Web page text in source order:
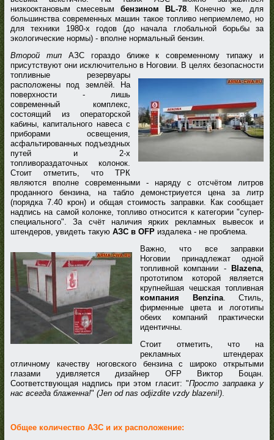
низкооктановым смесевым бензином BL-78. Конечно же, для
большинства современных машин такое топливо неприемлемо, но
для техники 1980-х годов (до начала глобальной борьбы за
экологические нормы) - вполне нормальный бензин.
Второй типАЗС гораздо ближе к современному типажу и
присутствуют они исключительно в Ноговии. В целях безопасности
топливные резервуары
расположены под землёй. На
поверхности - лишь
современный комплекс,
состоящий из операторской
кабины, капитального навеса с
приборами освещения,
асфальтированных подъездных
путей и 2-х
топливораздаточных колонок.
Стоит отметить, что ТРК
являются вполне современными - наряду с отсчётом литров
проданного бензина, на табло демонстриуется цена за литр
(порядка 7.40 крон) и общая стоимость заправки. Как сообщает
надпись на самой колонке, топливо относится к категории "супер-
специального". За счёт наличия ярких рекламных вывесок и
штендеров, увидеть такую АЗС в OFP издалека - не проблема.
Важно, что все заправки
Ноговии принадлежат одной
топливной компании -
Blazena,
прототипом которой является
крупнейшая чешская топливная
компания Benzina. Стиль,
фирменные цвета и логотипы
обеих компаний практически
идентичны.
Стоит отметить, что на
рекламных штендерах
отличному качеству ноговского бензина с широко открытыми
глазами удивляется дизайнер OFP Виктор Боцан.
Соответствующая надпись при этом гласит: "Просто заправка у
нас всегда блаженна!" (Jen od nas odjizdite vzdy blazeni!).
Общее количество АЗС и их расположение: